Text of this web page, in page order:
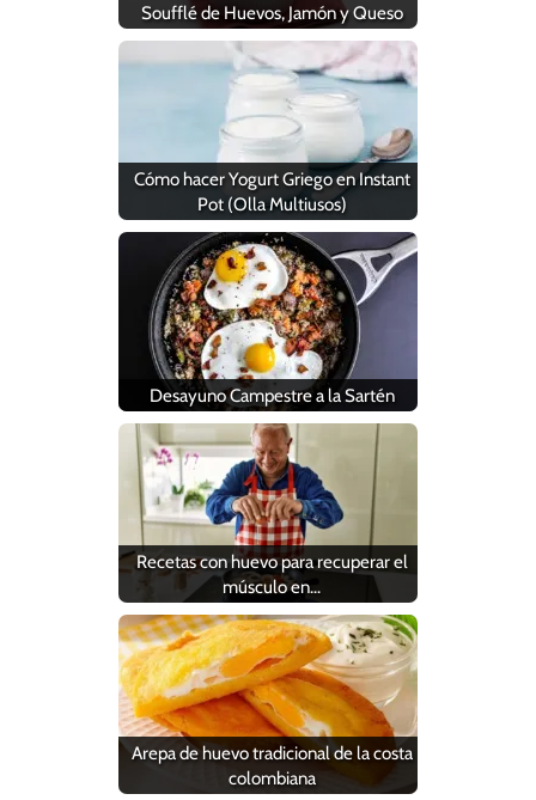
Soufflé de Huevos, Jamón y Queso
Cómo hacer Yogurt Griego en Instant
Pot (Olla Multiusos)
Desayuno Campestre a la Sartén
Recetas con huevo para recuperar el
músculo en…
Arepa de huevo tradicional de la costa
colombiana